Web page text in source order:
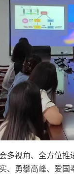
多视角、全方位
、勇攀高峰、爱